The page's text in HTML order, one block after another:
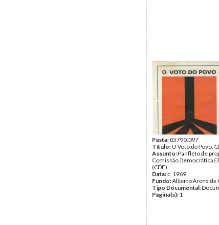
Pasta:05790.097
Título: O Voto do Povo.
Assunto:Panfleto de
Comissão Democrática
(CDE).
Data: c. 1969
Fundo:Alberto Arons de
Tipo Documental:
Página(s): 1